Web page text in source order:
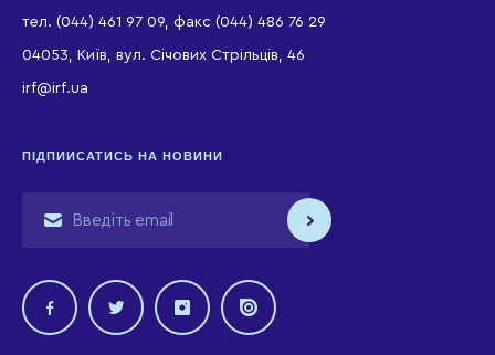
тел. (044) 461 97 09, факс (044) 486 76 29
04053, Київ, вул. Січових Стрільців, 46
irf@irf.ua
ПІДПИИСАТИСЬ НА НОВИНИ